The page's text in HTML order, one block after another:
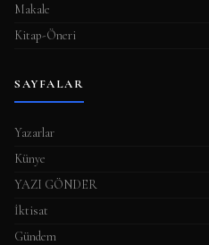
Makale
Kitap-Öneri
SAYFALAR
Yazarlar
Künye
YAZI GÖNDER
İktisat
Gündem